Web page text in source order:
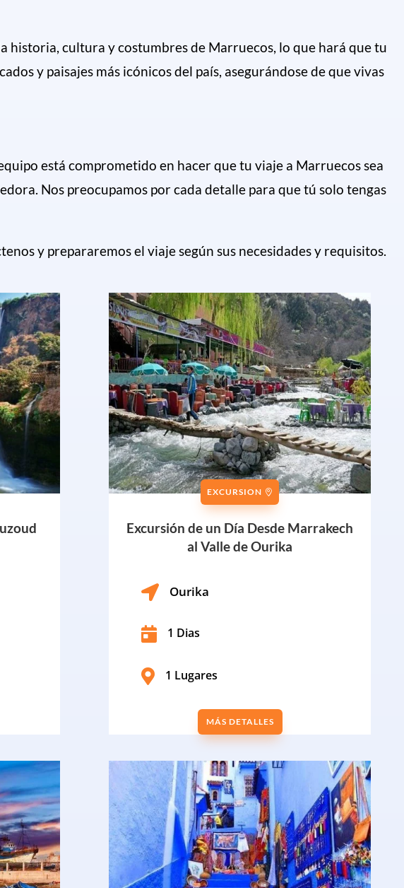
cultura y costumbres de Marruecos, lo que hará que tu
y paisajes más icónicos del país, asegurándose de que vivas
está comprometido en hacer que tu viaje a Marruecos sea
Nos preocupamos por cada detalle para que tú solo tengas
y prepararemos el viaje según sus necesidades y requisitos.
EXCURSION
Excursión de un Día Desde Marrakech
al Valle de Ourika
 Ourika
 1 Dias
 1 Lugares
MÁS DETALLES